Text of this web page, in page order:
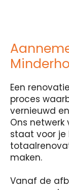
Een
proces
vernieuwd
Ons
staat voor je
maken.
Vanaf de